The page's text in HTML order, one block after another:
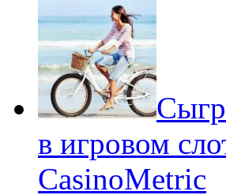
в игровом
CasinoMetric